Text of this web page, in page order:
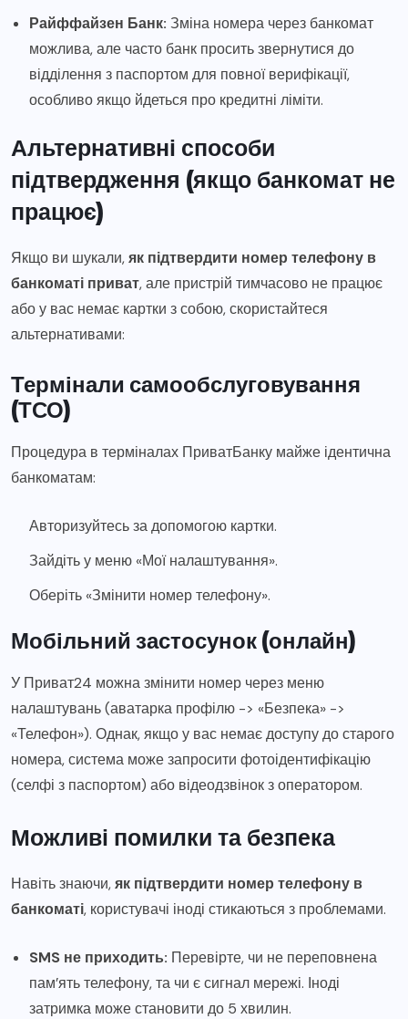
Райффайзен Банк: Зміна номера через банкомат
можлива, але часто банк просить звернутися до
відділення з паспортом для повної верифікації,
особливо якщо йдеться про кредитні ліміти.
Альтернативні способи
підтвердження (якщо банкомат не
працює)
Якщо ви шукали,як підтвердити номер телефону в
банкоматі приват, але пристрій тимчасово не працює
або у вас немає картки з собою, скористайтеся
альтернативами:
Термінали самообслуговування
(ТСО)
Процедура в терміналах ПриватБанку майже ідентична
банкоматам:
Авторизуйтесь за допомогою картки.
Зайдіть у меню «Мої налаштування».
Оберіть «Змінити номер телефону».
Мобільний застосунок (онлайн)
У Приват24 можна змінити номер через меню
налаштувань (аватарка профілю -> «Безпека» ->
«Телефон»). Однак, якщо у вас немає доступу до старого
номера, система може запросити фотоідентифікацію
(селфі з паспортом) або відеодзвінок з оператором.
Можливі помилки та безпека
Навіть знаючи,як підтвердити номер телефону в
банкоматі, користувачі іноді стикаються з проблемами.
SMS не приходить: Перевірте, чи не переповнена
пам’ять телефону, та чи є сигнал мережі. Іноді
затримка може становити до 5 хвилин.